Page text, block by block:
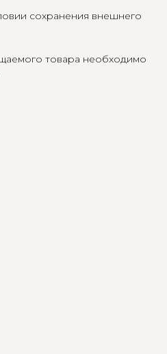
сохранения внешнего
товара необходимо